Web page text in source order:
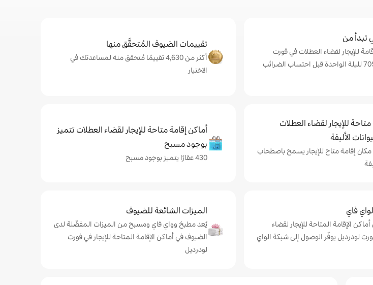
تبدأ من
للإيجار لقضاء العطلات في فورت
لودرديل من $‏70 لليلة الواحدة قبل احتساب الضرائب
تقييمات الضيوف المُتحقَّق منها
أكثر من 4,630 تقييمًا مُتحقق منه لمساعدتك في
الاختيار
للإيجار لقضاء العطلات
الأليفة
اعثر على 200 مكان إقامة متاح للإيجار يسمح باصطحاب
أماكن إقامة متاحة للإيجار لقضاء العطلات تتميز
بوجود مسبح
430 عقارًا يتميز بوجود مسبح
فاي
أماكن الإقامة المتاحة للإيجار لقضاء
لودرديل يوفّر الوصول إلى شبكة الواي
الميزات الشائعة للضيوف
يُعد مطبخ وواي فاي ومسبح من الميزات المفضّلة لدى
الضيوف في أماكن الإقامة المتاحة للإيجار في فورت
لودرديل